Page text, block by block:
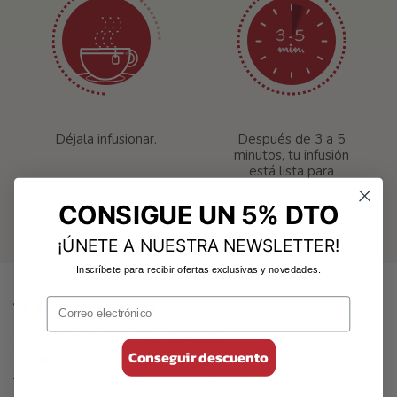
Déjala infusionar.
Después de 3 a 5
minutos, tu infusión
está lista para
TÉ NEGRO CON CANELA
20 bolsitas x 1,6g = 32 g (1,13oz.)
Té Negro (
CONSIGUE UN 5% DTO
¡ÚNETE A NUESTRA NEWSLETTER!
Inscríbete para recibir ofertas exclusivas y novedades.
Conseguir descuento